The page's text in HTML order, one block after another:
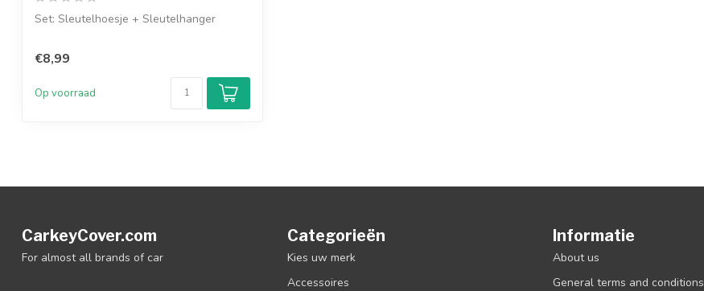
Set: Sleutelhoesje + Sleutelhanger
€8,99
Op voorraad
CarkeyCover.com
For almost all brands of car
Categorieën
Kies uw merk
Accessoires
Informatie
About us
General terms and conditions